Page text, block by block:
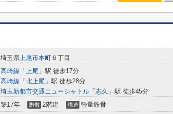
埼玉県上尾市本町 ６丁目
高崎線 「 上尾 」駅 徒歩17分
高崎線 「 北上尾 」駅 徒歩28分
埼玉新都市交通ニューシャトル 「 志久 」駅 徒歩45分
築17年 階数 2階建 構造 軽量鉄骨